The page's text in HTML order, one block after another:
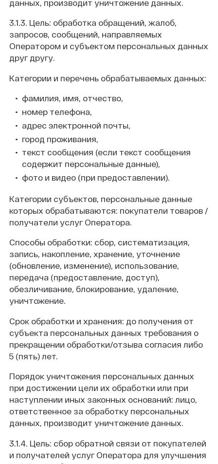
данных, производит уничтожение данных.
3.1.3. Цель: обработка обращений, жалоб,
запросов, сообщений, направляемых
Оператором и субъектом персональных данных
друг другу.
Категории и перечень обрабатываемых данных:
фамилия, имя, отчество,
номер телефона,
адрес электронной почты,
город проживания,
текст сообщения (если текст сообщения
содержит персональные данные),
фото и видео (при предоставлении).
Категории субъектов, персональные данные
которых обрабатываются: покупатели товаров /
получатели услуг Оператора.
Способы обработки: сбор, систематизация,
запись, накопление, хранение, уточнение
(обновление, изменение), использование,
передача (предоставление, доступ),
обезличивание, блокирование, удаление,
уничтожение.
Срок обработки и хранения: до получения от
субъекта персональных данных требования о
прекращении обработки/отзыва согласия либо
5 (пять) лет.
Порядок уничтожения персональных данных
при достижении цели их обработки или при
наступлении иных законных оснований: лицо,
ответственное за обработку персональных
данных, производит уничтожение данных.
3.1.4. Цель: сбор обратной связи от покупателей
и получателей услуг Оператора для улучшения